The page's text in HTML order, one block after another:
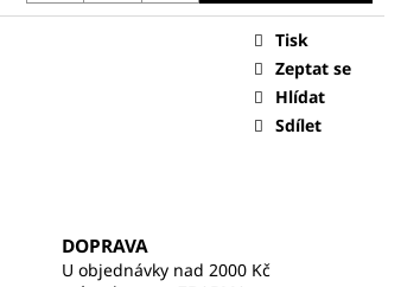
Tisk
Zeptat se
Hlídat
Sdílet
DOPRAVA
U objednávky nad 2000 Kč